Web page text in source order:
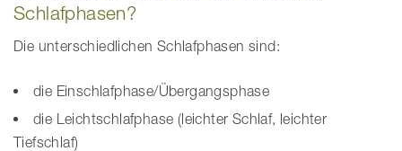
Schlafphasen?
Die unterschiedlichen Schlafphasen sind:
die Einschlafphase/Übergangsphase
die Leichtschlafphase (leichter Schlaf, leichter
Tiefschlaf)